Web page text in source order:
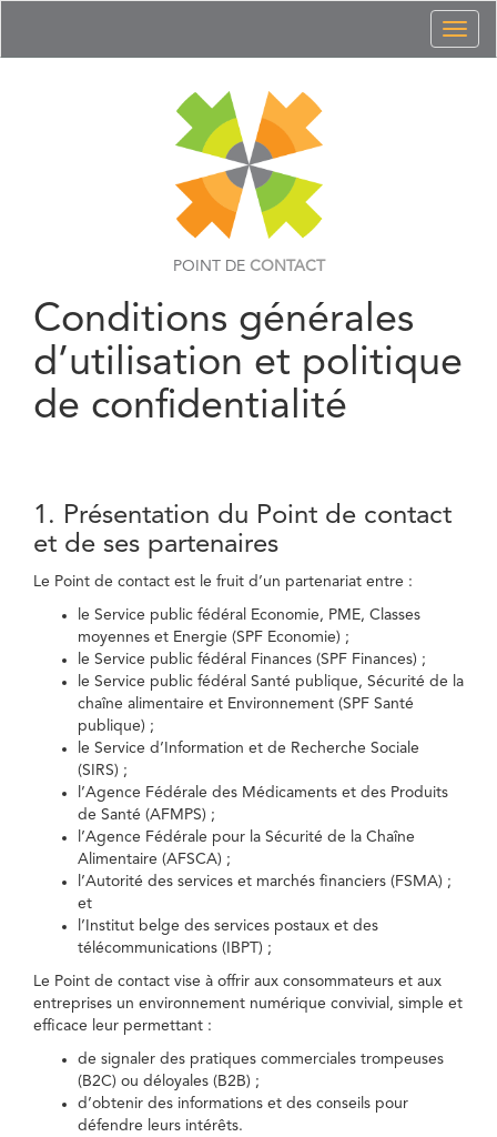
POINT DE CONTACT
Conditions générales
d’utilisation et politique
de confidentialité
1. Présentation du Point de contact
et de ses partenaires
Le Point de contact est le fruit d’un partenariat entre :
le Service public fédéral Economie, PME, Classes
moyennes et Energie (SPF Economie) ;
le Service public fédéral Finances (SPF Finances) ;
le Service public fédéral Santé publique, Sécurité de la
chaîne alimentaire et Environnement (SPF Santé
publique) ;
le Service d’Information et de Recherche Sociale
(SIRS) ;
l’Agence Fédérale des Médicaments et des Produits
de Santé (AFMPS) ;
l’Agence Fédérale pour la Sécurité de la Chaîne
Alimentaire (AFSCA) ;
l’Autorité des services et marchés financiers (FSMA) ;
et
l’Institut belge des services postaux et des
télécommunications (IBPT) ;
Le Point de contact vise à offrir aux consommateurs et aux
entreprises un environnement numérique convivial, simple et
efficace leur permettant :
de signaler des pratiques commerciales trompeuses
(B2C) ou déloyales (B2B) ;
d’obtenir des informations et des conseils pour
défendre leurs intérêts.